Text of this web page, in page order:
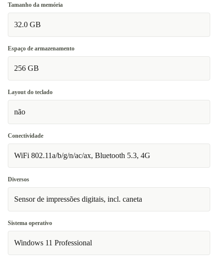
Bom
Muito bom
Excelente
Tamanho da memória
32.0 GB
Espaço de armazenamento
256 GB
Layout do teclado
não
Conectividade
WiFi 802.11a/b/g/n/ac/ax, Bluetooth 5.3, 4G
Diversos
Sensor de impressões digitais, incl. caneta
Sistema operativo
Windows 11 Professional